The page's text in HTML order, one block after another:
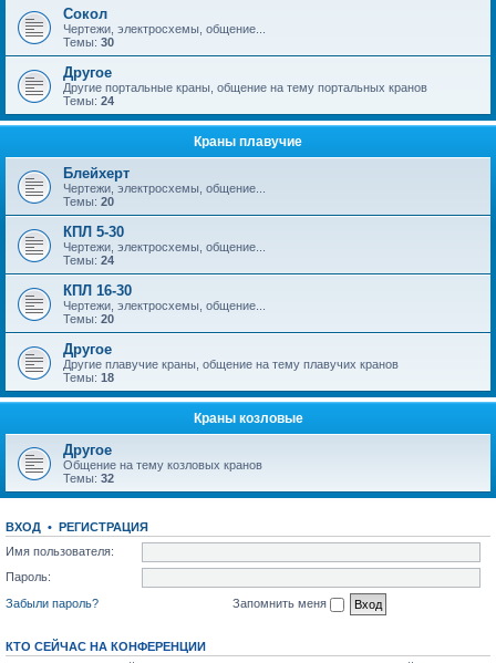
Сокол
Чертежи, электросхемы, общение...
Темы: 30
Другое
Другие портальные краны, общение на тему портальных кранов
Темы: 24
Краны плавучие
Блейхерт
Чертежи, электросхемы, общение...
Темы: 20
КПЛ 5-30
Чертежи, электросхемы, общение...
Темы: 24
КПЛ 16-30
Чертежи, электросхемы, общение...
Темы: 20
Другое
Другие плавучие краны, общение на тему плавучих кранов
Темы: 18
Краны козловые
Другое
Общение на тему козловых кранов
Темы: 32
ВХОД • РЕГИСТРАЦИЯ
Имя пользователя:
Пароль:
Забыли пароль?
Запомнить меня
КТО СЕЙЧАС НА КОНФЕРЕНЦИИ